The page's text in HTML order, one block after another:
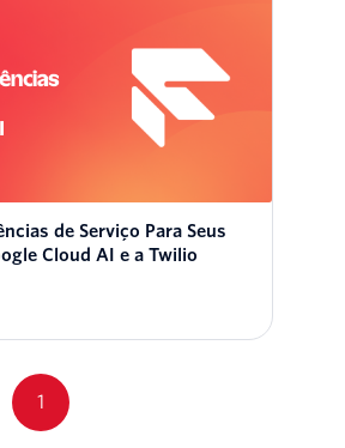
de Serviço Para Seus
Cloud AI e a Twilio
1